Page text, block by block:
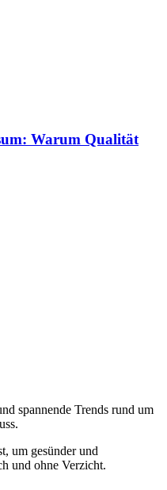
Warum Qualität
spannende Trends rund um
um gesünder und
und ohne Verzicht.